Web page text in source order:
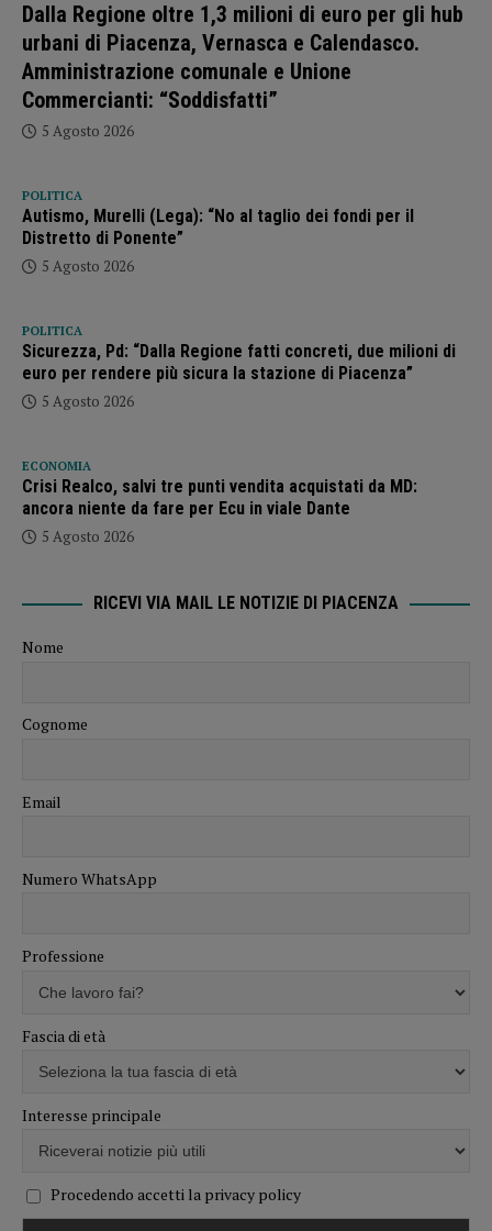
Dalla Regione oltre 1,3 milioni di euro per gli hub
urbani di Piacenza, Vernasca e Calendasco.
Amministrazione comunale e Unione
Commercianti: “Soddisfatti”
5 Agosto 2026
POLITICA
Autismo, Murelli (Lega): “No al taglio dei fondi per il
Distretto di Ponente”
5 Agosto 2026
POLITICA
Sicurezza, Pd: “Dalla Regione fatti concreti, due milioni di
euro per rendere più sicura la stazione di Piacenza”
5 Agosto 2026
ECONOMIA
Crisi Realco, salvi tre punti vendita acquistati da MD:
ancora niente da fare per Ecu in viale Dante
5 Agosto 2026
RICEVI VIA MAIL LE NOTIZIE DI PIACENZA
Nome
Cognome
Email
Numero WhatsApp
Professione
Fascia di età
Interesse principale
Procedendo accetti la privacy policy